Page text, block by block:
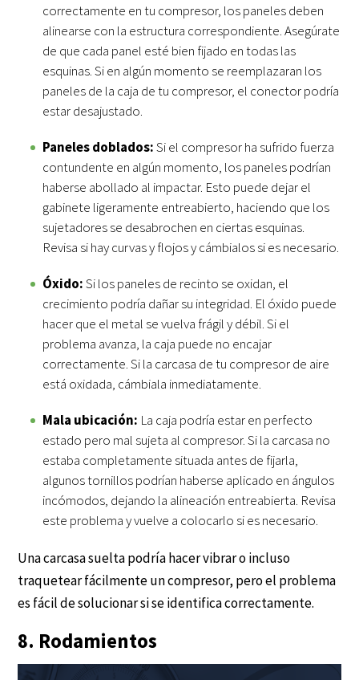
correctamente en tu compresor, los paneles deben
alinearse con la estructura correspondiente. Asegúrate
de que cada panel esté bien fijado en todas las
esquinas. Si en algún momento se reemplazaran los
paneles de la caja de tu compresor, el conector podría
estar desajustado.
Paneles doblados:Si el compresor ha sufrido fuerza
contundente en algún momento, los paneles podrían
haberse abollado al impactar. Esto puede dejar el
gabinete ligeramente entreabierto, haciendo que los
sujetadores se desabrochen en ciertas esquinas.
Revisa si hay curvas y flojos y cámbialos si es necesario.
Óxido:Si los paneles de recinto se oxidan, el
crecimiento podría dañar su integridad. El óxido puede
hacer que el metal se vuelva frágil y débil. Si el
problema avanza, la caja puede no encajar
correctamente. Si la carcasa de tu compresor de aire
está oxidada, cámbiala inmediatamente.
Mala ubicación: La caja podría estar en perfecto
estado pero mal sujeta al compresor. Si la carcasa no
estaba completamente situada antes de fijarla,
algunos tornillos podrían haberse aplicado en ángulos
incómodos, dejando la alineación entreabierta. Revisa
este problema y vuelve a colocarlo si es necesario.
Una carcasa suelta podría hacer vibrar o incluso
traquetear fácilmente un compresor, pero el problema
es fácil de solucionar si se identifica correctamente.
8. Rodamientos